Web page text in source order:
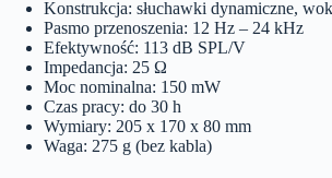
Konstrukcja: słuchawki dynamiczne,
Pasmo przenoszenia: 12 Hz – 24 kHz
Efektywność: 113 dB SPL/V
Impedancja: 25 Ω
Moc nominalna: 150 mW
Czas pracy: do 30 h
Wymiary: 205 x 170 x 80 mm
Waga: 275 g (bez kabla)